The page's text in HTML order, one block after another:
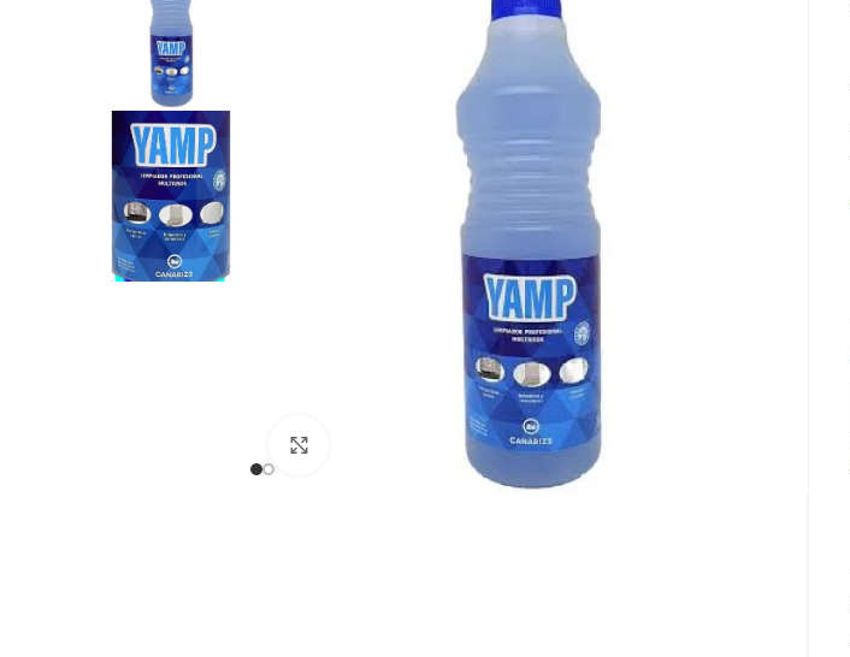
Haga clic para ampliar